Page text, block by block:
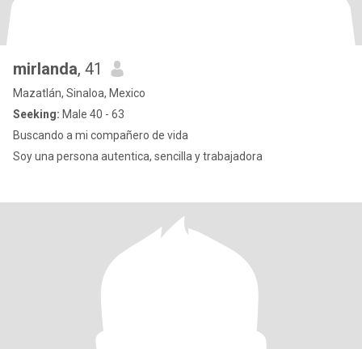
mirlanda, 41
Mazatlán, Sinaloa, Mexico
Seeking: Male 40 - 63
Buscando a mi compañero de vida
Soy una persona autentica, sencilla y trabajadora